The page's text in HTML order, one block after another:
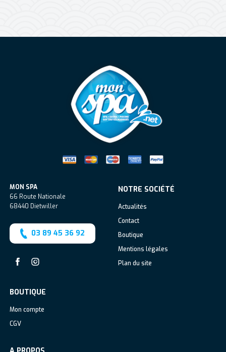
MON SPA
66 Route Nationale
68440 Dietwiller
03 89 45 36 92
NOTRE SOCIÉTÉ
Actualités
Contact
Boutique
Mentions légales
Plan du site
BOUTIQUE
Mon compte
CGV